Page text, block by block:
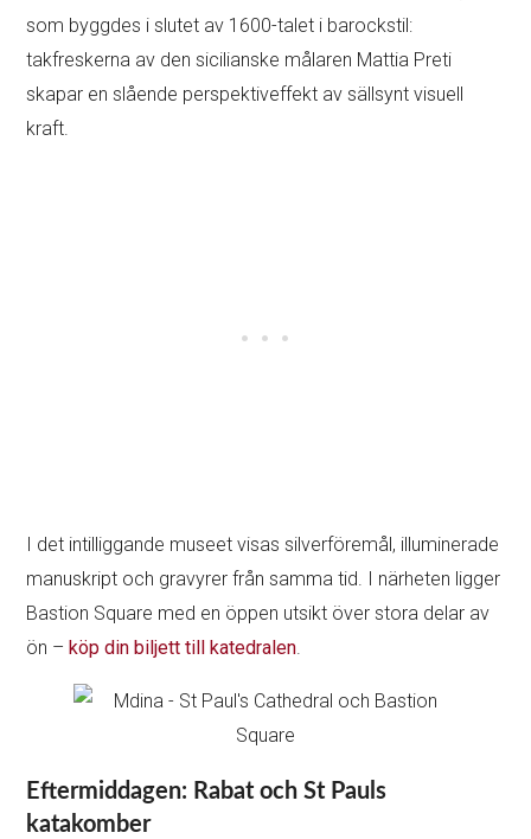
som byggdes i slutet av 1600-talet i barockstil:
takfreskerna av den sicilianske målaren Mattia Preti
skapar en slående perspektiveffekt av sällsynt visuell
kraft.
I det intilliggande museet visas silverföremål, illuminerade
manuskript och gravyrer från samma tid. I närheten ligger
Bastion Square med en öppen utsikt över stora delar av
ön –köp din biljett till katedralen.
Eftermiddagen: Rabat och St Pauls
katakomber